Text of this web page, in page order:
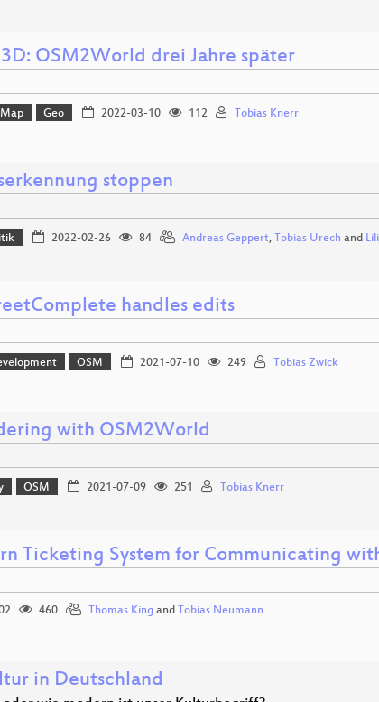
OSM2World drei Jahre später
Geo 2022-03-10 112 Tobias Knerr
stoppen
2022-02-26 84 Andreas Geppert, Tobias Urech and
handles edits
OSM 2021-07-10 249 Tobias Zwick
with OSM2World
OSM 2021-07-09 251 Tobias Knerr
Ticketing System for Communicating
460 Thomas King and Tobias Neumann
in Deutschland